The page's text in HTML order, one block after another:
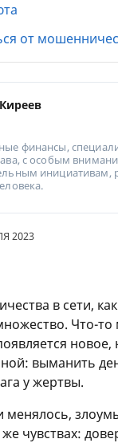
от
финансы,
с особым
инициативам,
2023
в сети, как
Что-то
новое,
выманить
у жертвы.
менялось,
чувствах: